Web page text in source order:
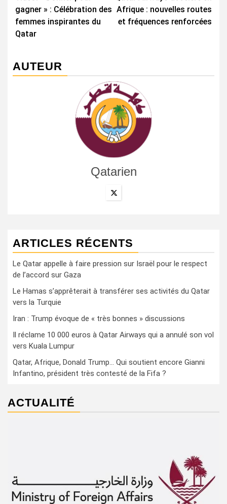
d’article
gagner » : Célébration des
femmes inspirantes du
Qatar
Afrique : nouvelles routes
et fréquences renforcées
AUTEUR
Qatarien
ARTICLES RÉCENTS
Le Qatar appelle à faire pression sur Israël pour le respect
de l’accord sur Gaza
Le Hamas s’apprêterait à transférer ses activités du Qatar
vers la Turquie
Iran : Trump évoque de « très bonnes » discussions
Il réclame 10 000 euros à Qatar Airways qui a annulé son vol
vers Kuala Lumpur
Qatar, Afrique, Donald Trump… Qui soutient encore Gianni
Infantino, président très contesté de la Fifa ?
ACTUALITÉ